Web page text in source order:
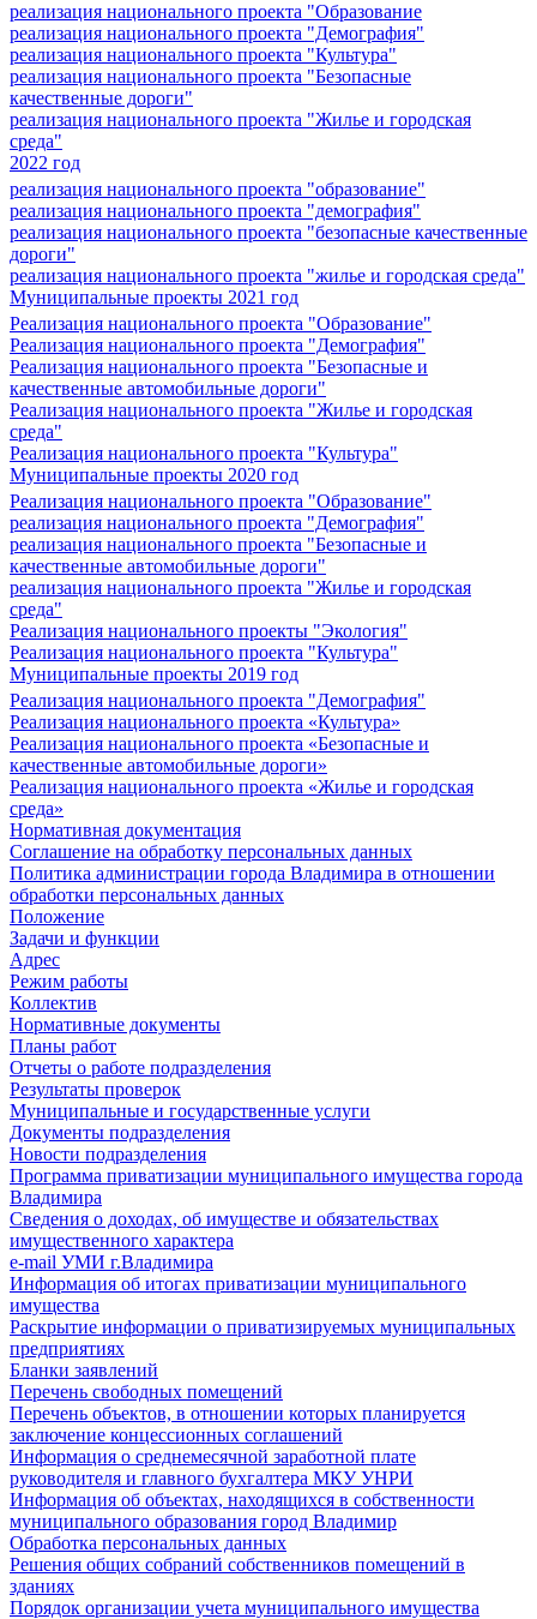
реализация национального проекта "Образование
реализация национального проекта "Демография"
реализация национального проекта "Культура"
реализация национального проекта "Безопасные
качественные дороги"
реализация национального проекта "Жилье и городская
среда"
2022 год
реализация национального проекта "образование"
реализация национального проекта "демография"
реализация национального проекта "безопасные качественные
дороги"
реализация национального проекта "жилье и городская среда"
Муниципальные проекты 2021 год
Реализация национального проекта "Образование"
Реализация национального проекта "Демография"
Реализация национального проекта "Безопасные и
качественные автомобильные дороги"
Реализация национального проекта "Жилье и городская
среда"
Реализация национального проекта "Культура"
Муниципальные проекты 2020 год
Реализация национального проекта "Образование"
реализация национального проекта "Демография"
реализация национального проекта "Безопасные и
качественные автомобильные дороги"
реализация национального проекта "Жилье и городская
среда"
Реализация национального проекты "Экология"
Реализация национального проекта "Культура"
Муниципальные проекты 2019 год
Реализация национального проекта "Демография"
Реализация национального проекта «Культура»
Реализация национального проекта «Безопасные и
качественные автомобильные дороги»
Реализация национального проекта «Жилье и городская
среда»
Нормативная документация
Соглашение на обработку персональных данных
Политика администрации города Владимира в отношении
обработки персональных данных
Положение
Задачи и функции
Адрес
Режим работы
Коллектив
Нормативные документы
Планы работ
Отчеты о работе подразделения
Результаты проверок
Муниципальные и государственные услуги
Документы подразделения
Новости подразделения
Программа приватизации муниципального имущества города
Владимира
Сведения о доходах, об имуществе и обязательствах
имущественного характера
e-mail УМИ г.Владимира
Информация об итогах приватизации муниципального
имущества
Раскрытие информации о приватизируемых муниципальных
предприятиях
Бланки заявлений
Перечень свободных помещений
Перечень объектов, в отношении которых планируется
заключение концессионных соглашений
Информация о среднемесячной заработной плате
руководителя и главного бухгалтера МКУ УНРИ
Информация об объектах, находящихся в собственности
муниципального образования город Владимир
Обработка персональных данных
Решения общих собраний собственников помещений в
зданиях
Порядок организации учета муниципального имущества